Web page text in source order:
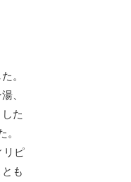
。
、
た
。
リピ
も